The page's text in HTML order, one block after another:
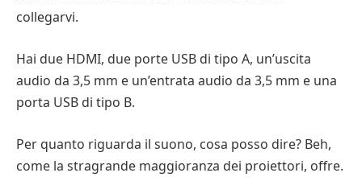
collegarvi.
Hai due HDMI, due porte USB di tipo A, un’uscita
audio da 3,5 mm e un’entrata audio da 3,5 mm e una
porta USB di tipo B.
Per quanto riguarda il suono, cosa posso dire? Beh,
come la stragrande maggioranza dei proiettori, offre.